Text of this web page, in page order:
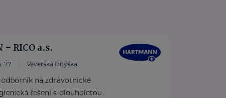
– RICO a.s.
77 Veverská Bítýška
odborník na zdravotnické
řešení s dlouholetou